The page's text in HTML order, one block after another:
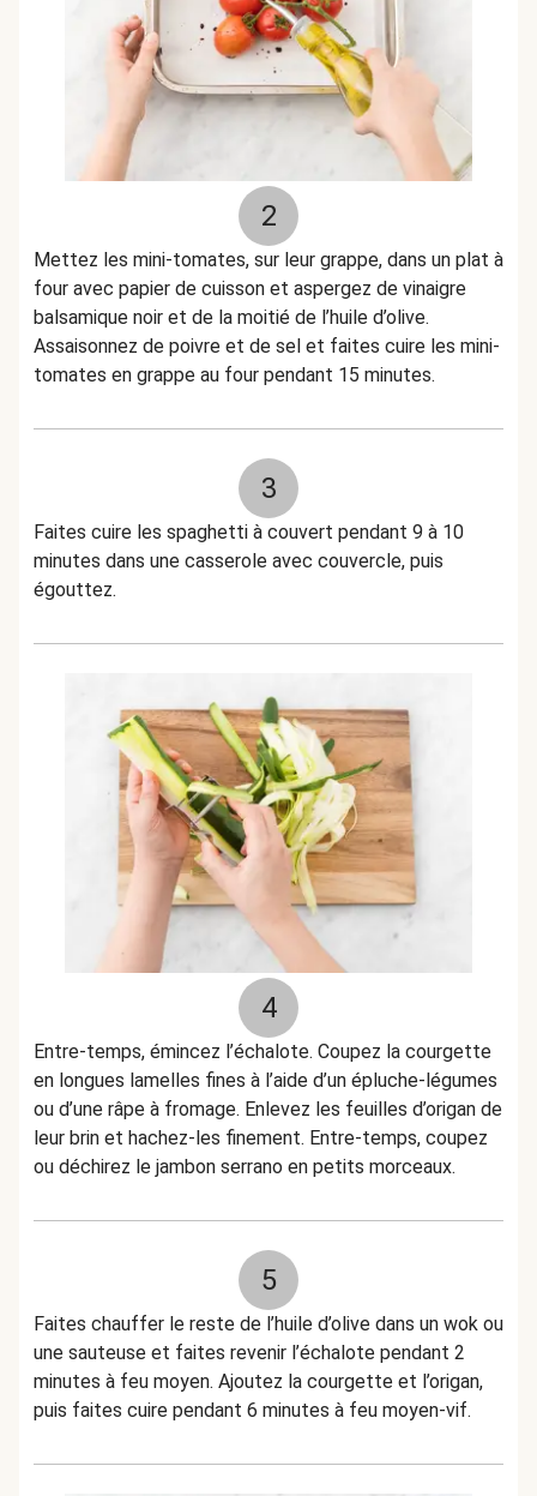
2
Mettez les mini-tomates, sur leur grappe, dans un plat à
four avec papier de cuisson et aspergez de vinaigre
balsamique noir et de la moitié de l’huile d’olive.
Assaisonnez de poivre et de sel et faites cuire les mini-
tomates en grappe au four pendant 15 minutes.
3
Faites cuire les spaghetti à couvert pendant 9 à 10
minutes dans une casserole avec couvercle, puis
égouttez.
4
Entre-temps, émincez l’échalote. Coupez la courgette
en longues lamelles fines à l’aide d’un épluche-légumes
ou d’une râpe à fromage. Enlevez les feuilles d’origan de
leur brin et hachez-les finement. Entre-temps, coupez
ou déchirez le jambon serrano en petits morceaux.
5
Faites chauffer le reste de l’huile d’olive dans un wok ou
une sauteuse et faites revenir l’échalote pendant 2
minutes à feu moyen. Ajoutez la courgette et l’origan,
puis faites cuire pendant 6 minutes à feu moyen-vif.